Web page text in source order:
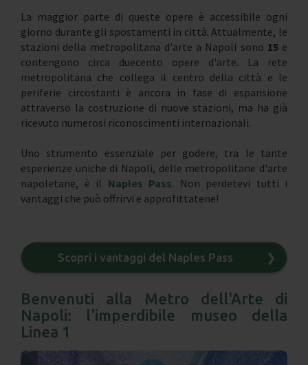
La maggior parte di queste opere è accessibile ogni
giorno durante gli spostamenti in città. Attualmente, le
stazioni della metropolitana d'arte a Napoli sono 15 e
contengono circa duecento opere d'arte. La rete
metropolitana che collega il centro della città e le
periferie circostanti è ancora in fase di espansione
attraverso la costruzione di nuove stazioni, ma ha già
ricevuto numerosi riconoscimenti internazionali.
Uno strumento essenziale per godere, tra le tante
esperienze uniche di Napoli, delle metropolitane d'arte
napoletane, è il Naples Pass. Non perdetevi tutti i
vantaggi che può offrirvi e approfittatene!
Scopri i vantaggi del Naples Pass ❯
Benvenuti alla Metro dell'Arte di
Napoli: l'imperdibile museo della
Linea 1